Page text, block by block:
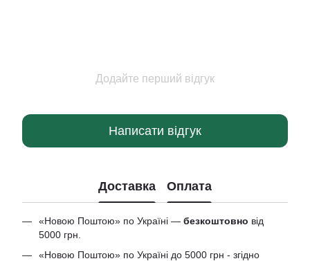
Додайте перший відгук
Написати відгук
Доставка Оплата
«Новою Поштою» по Україні — безкоштовно від
5000 грн.
«Новою Поштою» по Україні до 5000 грн - згідно